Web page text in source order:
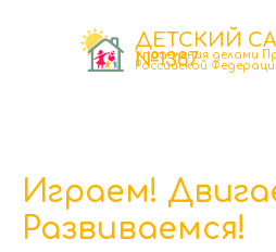
+7(495)681-77-54
ДЕТСКИЙ
№1387
Управления делами
Российской
Играем!
Развиваемся!